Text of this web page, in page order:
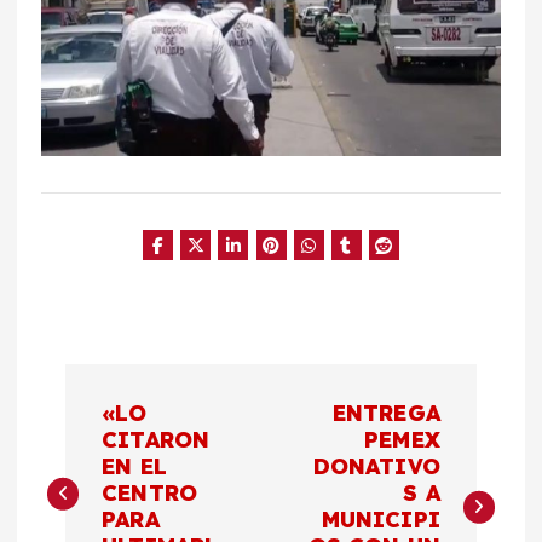
v
«LO
CITARON
EN EL
CENTRO
PARA
ENTREGA
PEMEX
DONATIVO
S A
MUNICIPI